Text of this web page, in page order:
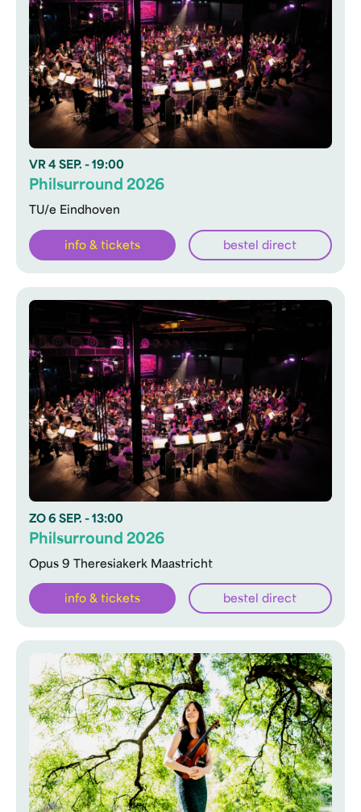
VR 4 SEP. - 19:00
TU/e Eindhoven
Philsurround 2026
info & tickets bestel direct
ZO 6 SEP. - 13:00
Opus 9 Theresiakerk Maastricht
Philsurround 2026
info & tickets bestel direct